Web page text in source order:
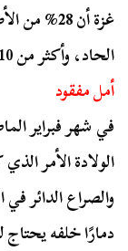
غزة أن
الحاد، وأكثر من 10% يعانون من الهزال الشديد.
أمل مفقود
في شهر فبراير
الولادة الأمر
والصراع الدائر
دمارًا خلفه